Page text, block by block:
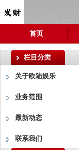
首页
栏目分类
关于欧陆娱乐
业务范围
最新动态
联系我们